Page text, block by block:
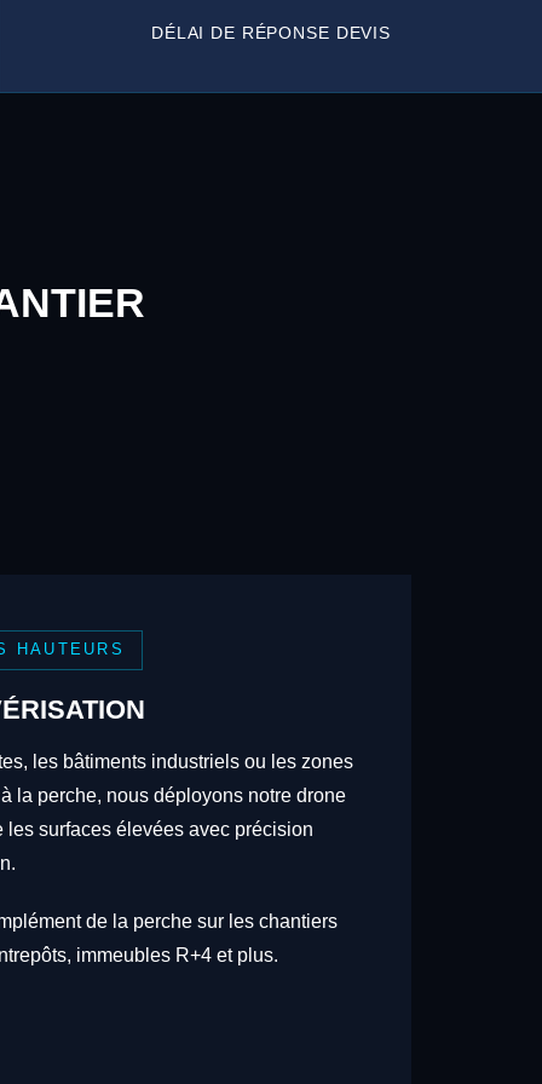
DÉLAI DE RÉPONSE DEVIS
HAUTEURS
les bâtiments industriels ou les zones
la perche, nous déployons notre drone
les surfaces élevées avec précision
de la perche sur les chantiers
immeubles R+4 et plus.